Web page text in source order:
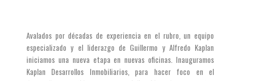
Avalados por décadas de experiencia en el rubro, un equipo
especializado y el liderazgo de Guillermo y Alfredo Kaplan
iniciamos una nueva etapa en nuevas oficinas. Inauguramos
Kaplan Desarrollos Inmobiliarios, para hacer foco en el